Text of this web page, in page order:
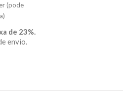
(pode
de 23%.
envio.